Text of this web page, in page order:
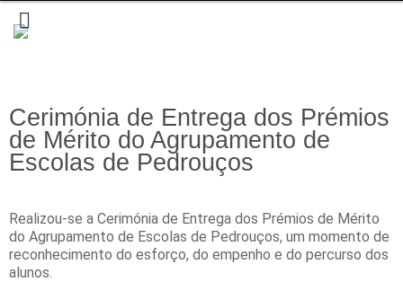
Cerimónia de Entrega dos Prémios
de Mérito do Agrupamento de
Escolas de Pedrouços
Realizou-se a Cerimónia de Entrega dos Prémios de Mérito
do Agrupamento de Escolas de Pedrouços, um momento de
reconhecimento do esforço, do empenho e do percurso dos
alunos.